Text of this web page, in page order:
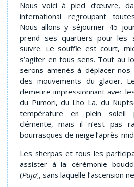
Nous voici à pied d’œuvre,
international regroupant
Nous allons y séjourner 45
prend ses quartiers pour les
suivre. Le souffle est court,
s’agiter en tous sens. Tout au
serons amenés à déplacer
des mouvements du glacier.
demeure impressionnant avec
du Pumori, du Lho La, du
température en plein soleil
clémente, mais il n’est pas
bourrasques de neige l’après-
Les sherpas et tous les
assister à la cérémonie
(Puja), sans laquelle l’ascension